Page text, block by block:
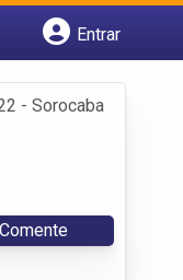
Entrar
- Sorocaba